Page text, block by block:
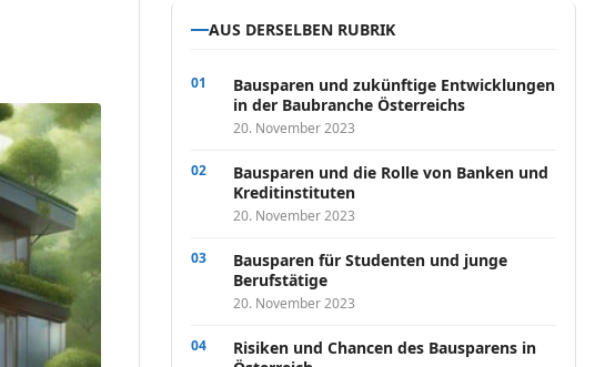
AUS DERSELBEN RUBRIK
Bausparen und zukünftige Entwicklungen
in der Baubranche Österreichs
20. November 2023
Bausparen und die Rolle von Banken und
Kreditinstituten
20. November 2023
Bausparen für Studenten und junge
Berufstätige
20. November 2023
Risiken und Chancen des Bausparens in